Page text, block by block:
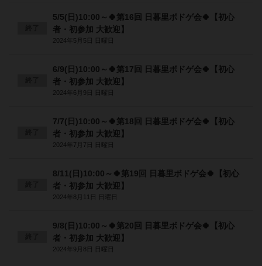
5/5(日)10:00～🍀第16回 日暮里ボドゲ会🍀【初心
者・初参加 大歓迎】
2024年5月5日 日曜日
6/9(日)10:00～🍀第17回 日暮里ボドゲ会🍀【初心
者・初参加 大歓迎】
2024年6月9日 日曜日
7/7(日)10:00～🍀第18回 日暮里ボドゲ会🍀【初心
者・初参加 大歓迎】
2024年7月7日 日曜日
8/11(日)10:00～🍀第19回 日暮里ボドゲ会🍀【初心
者・初参加 大歓迎】
2024年8月11日 日曜日
9/8(日)10:00～🍀第20回 日暮里ボドゲ会🍀【初心
者・初参加 大歓迎】
2024年9月8日 日曜日